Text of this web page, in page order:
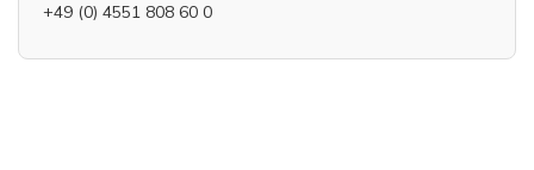
+49 (0) 4551 808 60 0